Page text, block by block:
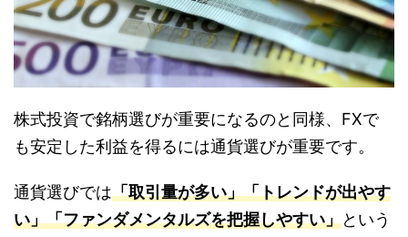
株式投資で銘柄選びが重要になるのと同様、FXで
も安定した利益を得るには通貨選びが重要です。
通貨選びでは「取引量が多い」「トレンドが出やす
い」「ファンダメンタルズを把握しやすい」という